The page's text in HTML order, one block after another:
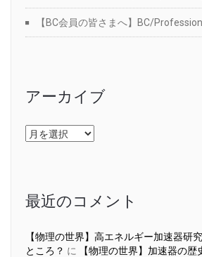
【BC会員の皆さまへ】BC/
アーカイブ
ア
ー
最近のコメント
【物理の世界】高エネルギー加速器研
ところ？ に
【物理の世界】加速器の歴